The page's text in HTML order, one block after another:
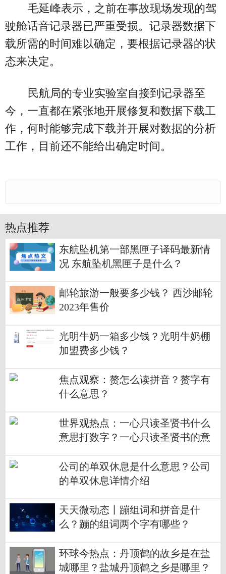
毛延峰表示，之前在事故现场发现的驾
驶舱话音记录器已严重受损。记录器数据下
载所需的时间难以确定，要根据记录器的状
态来决定。
民航局的专业实验室自接到记录器至
今，一直都在紧张地开展修复和数据下载工
作，何时能够完成下载并开展对数据的分析
工作，目前还不能给出确定时间。
热点推荐
东航坠机第一部黑匣子译码最新情
况 东航坠机黑匣子是什么？
邮轮旅游一般要多少钱？ 西沙邮轮
2023年售价
光明牛奶一箱多少钱？光明牛奶棚
加盟费多少钱？
焦点观察：赘怎么读拼音？赘字有
什么意思？
世界观热点：一心只读圣贤书什么
意思打数字？一心只读圣贤书的意
公司的单双休息是什么意思？公司
的单双休息详情介绍
天天微动态丨蹦组词和拼音是什
么？蹦的组词两个字有哪些？
环球今热点：丹顶鹤的故乡是在盐
城哪里？盐城丹顶鹤之乡是哪里？